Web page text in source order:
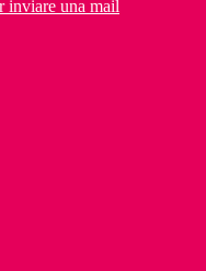
inviare una mail